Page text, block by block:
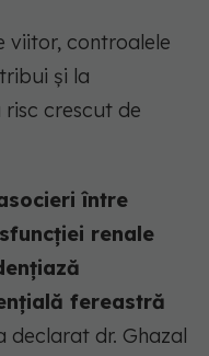
viitor, controalele
și la
crescut de
între
renale
fereastră
declarat dr. Ghazal